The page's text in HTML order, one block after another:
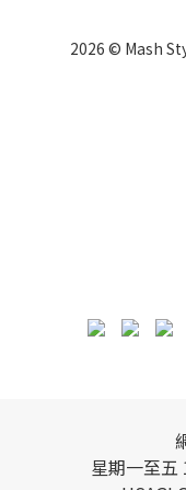
2026 © Mash
星期一至五